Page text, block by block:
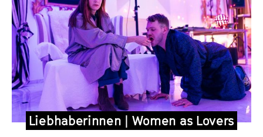
Liebhaberinnen | Women as Lovers